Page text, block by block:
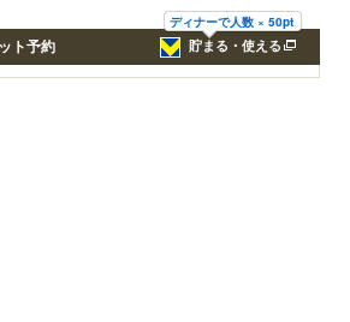
ディナーで人数 × 50pt
貯まる・使える
ト予約